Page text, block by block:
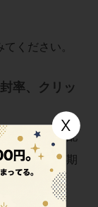
ください。
率、クリッ
り、メール配
率の増加が期